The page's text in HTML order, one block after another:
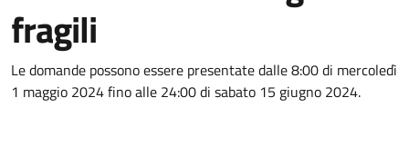
fragili
Dettagli della notizia
Le domande possono essere presentate dalle 8:00 di mercoledì
1 maggio 2024 fino alle 24:00 di sabato 15 giugno 2024.